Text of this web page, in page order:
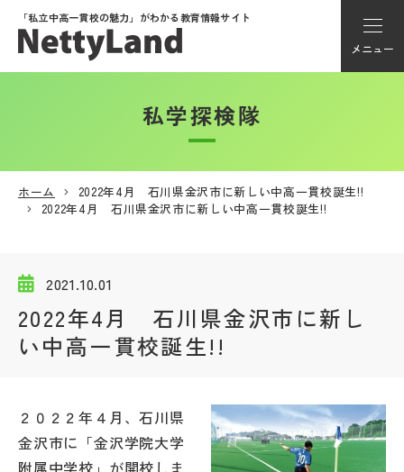
「私立中高一貫校の魅力」がわかる教育情報サイト
メニュー
アカウント登録
メニュー
学校動画
帰国生受験情報
私学探検隊
ホーム
2022年4月 石川県金沢市に新しい中高一貫校誕生!!
2022年4月 石川県金沢市に新しい中高一貫校誕生!!
2021.10.01
2022年4月 石川県金沢市に新し
い中高一貫校誕生!!
２０２２年４月、石川県
金沢市に「金沢学院大学
附属中学校」が開校しま